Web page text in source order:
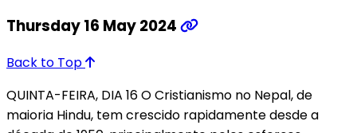
Thursday 16 May 2024
Back to Top
QUINTA-FEIRA, DIA 16 O Cristianismo no Nepal, de
maioria Hindu, tem crescido rapidamente desde a